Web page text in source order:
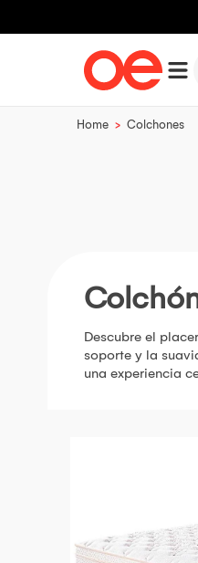
Home > Colchones
Descubre el
soporte y la
una experiencia